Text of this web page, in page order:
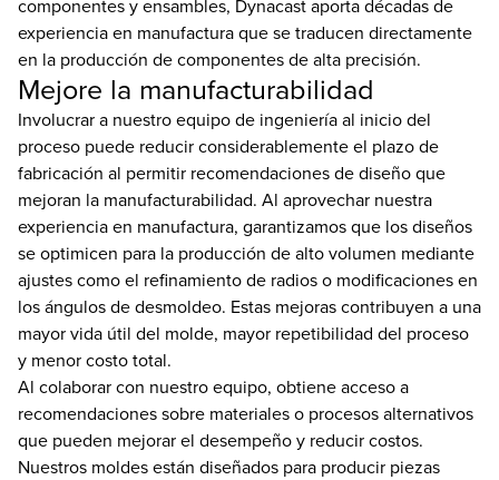
componentes y ensambles, Dynacast aporta décadas de
experiencia en manufactura que se traducen directamente
en la producción de componentes de alta precisión.
Mejore la manufacturabilidad
Involucrar a nuestro equipo de ingeniería al inicio del
proceso puede reducir considerablemente el plazo de
fabricación al permitir recomendaciones de diseño que
mejoran la manufacturabilidad. Al aprovechar nuestra
experiencia en manufactura, garantizamos que los diseños
se optimicen para la producción de alto volumen mediante
ajustes como el refinamiento de radios o modificaciones en
los ángulos de desmoldeo. Estas mejoras contribuyen a una
mayor vida útil del molde, mayor repetibilidad del proceso
y menor costo total.
Al colaborar con nuestro equipo, obtiene acceso a
recomendaciones sobre materiales o procesos alternativos
que pueden mejorar el desempeño y reducir costos.
Nuestros moldes están diseñados para producir piezas